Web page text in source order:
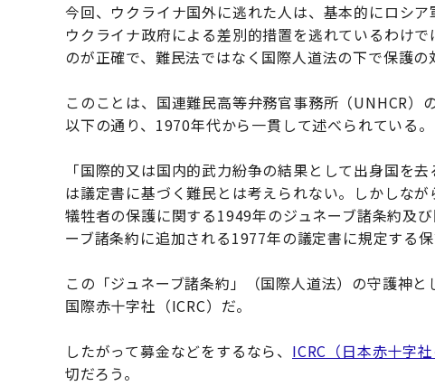
今回、ウクライナ国外に逃れた人は、基本的にロシ
ウクライナ政府による差別的措置を逃れているわけ
のが正確で、難民法ではなく国際人道法の下で保護の
このことは、国連難民高等弁務官事務所（UNHCR
以下の通り、1970年代から一貫して述べられている。
「国際的又は国内的武力紛争の結果として出身国を
は議定書に基づく難民とは考えられない。しかしな
犠牲者の保護に関する1949年のジュネーブ諸条約及
ーブ諸条約に追加される1977年の議定書に規定する保
この「ジュネーブ諸条約」（国際人道法）の守護神
国際赤十字社（ICRC）だ。
したがって募金などをするなら、 ICRC（日本赤十字
切だろう。